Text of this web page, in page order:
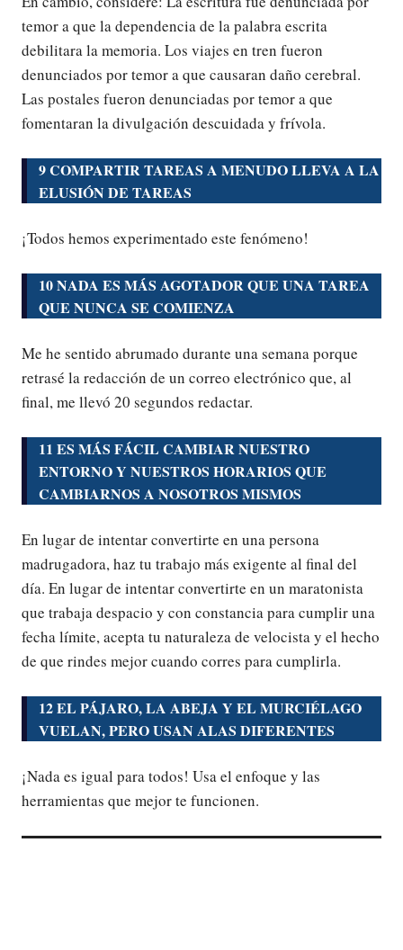
temor a que la dependencia de la palabra escrita
debilitara la memoria. Los viajes en tren fueron
denunciados por temor a que causaran daño cerebral.
Las postales fueron denunciadas por temor a que
fomentaran la divulgación descuidada y frívola.
9 COMPARTIR TAREAS A MENUDO LLEVA A LA
ELUSIÓN DE TAREAS
¡Todos hemos experimentado este fenómeno!
10 NADA ES MÁS AGOTADOR QUE UNA TAREA
QUE NUNCA SE COMIENZA
Me he sentido abrumado durante una semana porque
retrasé la redacción de un correo electrónico que, al
final, me llevó 20 segundos redactar.
11 ES MÁS FÁCIL CAMBIAR NUESTRO
ENTORNO Y NUESTROS HORARIOS QUE
CAMBIARNOS A NOSOTROS MISMOS
En lugar de intentar convertirte en una persona
madrugadora, haz tu trabajo más exigente al final del
día. En lugar de intentar convertirte en un maratonista
que trabaja despacio y con constancia para cumplir una
fecha límite, acepta tu naturaleza de velocista y el hecho
de que rindes mejor cuando corres para cumplirla.
12 EL PÁJARO, LA ABEJA Y EL MURCIÉLAGO
VUELAN, PERO USAN ALAS DIFERENTES
¡Nada es igual para todos! Usa el enfoque y las
herramientas que mejor te funcionen.